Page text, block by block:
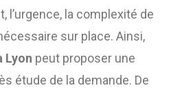
l’urgence, la complexité de
sur place. Ainsi,
Lyon peut proposer une
étude de la demande. De